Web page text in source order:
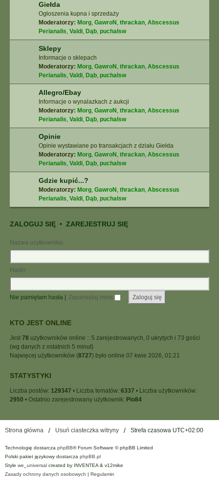
Giełda
Ogłoszenia kupna i sprzedaży
Moderatorzy: Morg, GawroN , thrackan, Abscessus
Perianalis, Valdi, Dąb, puchalsw
Sklepy
Informacje o sklepach
Moderatorzy: Morg, GawroN , thrackan, Abscessus
Perianalis, Valdi, Dąb, puchalsw
Allegro/Ebay
Informacje o wynalazkach z aukcji
Moderatorzy: Morg, GawroN , thrackan, Abscessus
Perianalis, Valdi, Dąb, puchalsw
Opinie
Opinie wystawiane po transakcjach z działu Giełda
Moderatorzy: Morg, GawroN , thrackan, Abscessus
Perianalis, Valdi, Dąb, puchalsw
Gdzie kupić...?
Moderatorzy: Morg, GawroN , thrackan, Abscessus
Perianalis, Valdi, Dąb, puchalsw
ZALOGUJ SIĘ • ZAREJESTRUJ SIĘ
Nazwa użytkownika:
Hasło:
Nie pamiętam hasła Zapamiętaj mnie
KTO JEST ONLINE
Jest 78 użytkowników online :: 5 zarejestrowanych, 0 ukrytych i 73 gości
(wg danych z ostatnich 5 minut)
Najwięcej użytkowników (8727) było online 07 kwie 2026, 01:21
STATYSTYKI
Liczba postów: 129347 • Liczba tematów: 6337 • Liczba użytkowników:
2950 • Ostatnio zarejestrowany użytkownik: Pio84
Strona główna Usuń ciasteczka witryny Strefa czasowa UTC+02:00
Technologię dostarcza phpBB® Forum Software © phpBB Limited
Polski pakiet językowy dostarcza phpBB.pl
Style we_universal created by INVENTEA & v12mike
Zasady ochrony danych osobowych | Regulamin